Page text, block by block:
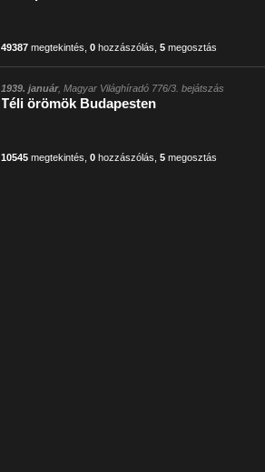
49387 megtekintés ,0 hozzászólás ,5 megosztás
1939. január, Magyar Világhíradó 776/3. bejátszás
Téli örömök Budapesten
10545 megtekintés ,0 hozzászólás ,5 megosztás